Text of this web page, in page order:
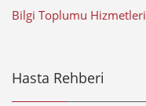
Bilgi Toplumu Hizmetleri
Hasta Rehberi